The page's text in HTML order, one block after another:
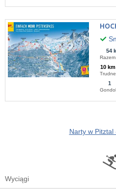
54
10 km
Trudne
1
Narty w Pitztal
Wyciągi